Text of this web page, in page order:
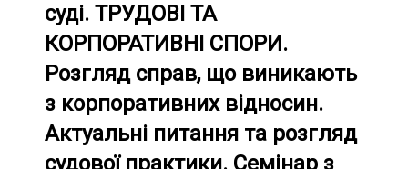
суді. ТРУДОВІ ТА
КОРПОРАТИВНІ СПОРИ.
Розгляд справ, що виникають
з корпоративних відносин.
Актуальні питання та розгляд
судової практики. Семінар з